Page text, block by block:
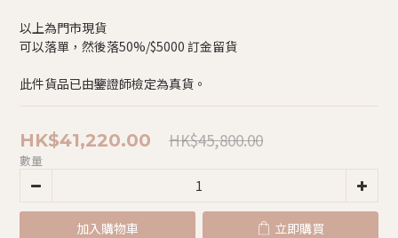
以上為門市現貨
可以落單，然後落50%/$5000 訂金留貨
此件貨品已由鑒證師檢定為真貨。
HK$41,220.00 HK$45,800.00
數量
加入購物車 立即購買